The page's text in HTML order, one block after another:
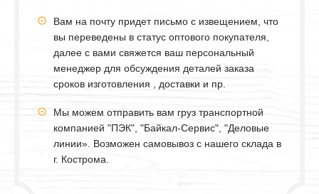
Вам на почту придет письмо с извещением, что
вы переведены в статус оптового покупателя,
далее с вами свяжется ваш персональный
менеджер для обсуждения деталей заказа
сроков изготовления , доставки и пр.
Мы можем отправить вам груз транспортной
компанией "ПЭК", "Байкал-Сервис", "Деловые
линии». Возможен самовывоз с нашего склада в
г. Кострома.